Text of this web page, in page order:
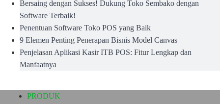
Bersaing dengan Sukses! Dukung Toko Sembako dengan
Software Terbaik!
Penentuan Software Toko POS yang Baik
9 Elemen Penting Penerapan Bisnis Model Canvas
Penjelasan Aplikasi Kasir ITB POS: Fitur Lengkap dan
Manfaatnya
PRODUK